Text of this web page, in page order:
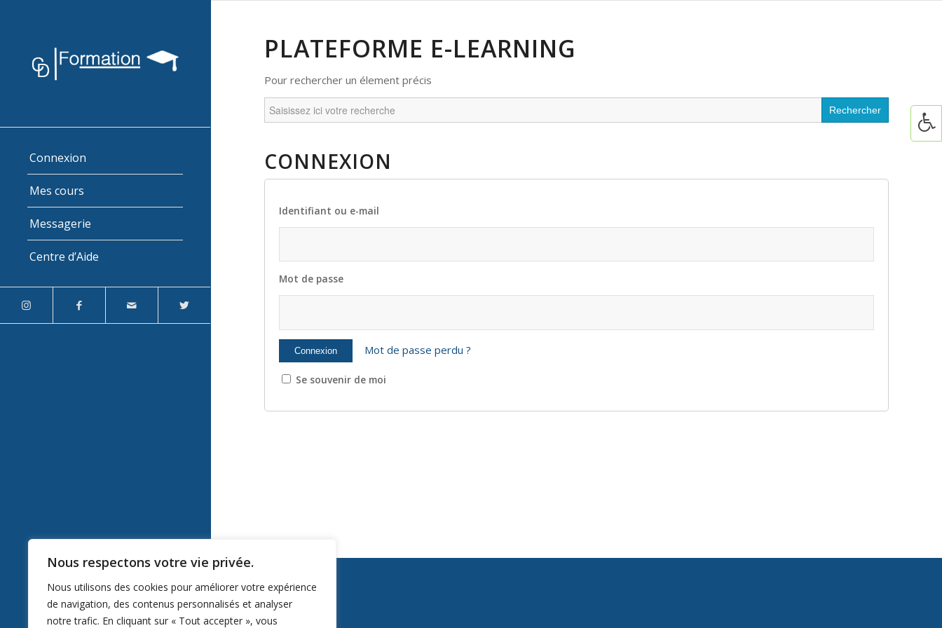
Nous respectons votre vie privée.
Nous utilisons des cookies pour améliorer votre expérience
de navigation, des contenus personnalisés et analyser
notre trafic. En cliquant sur « Tout accepter », vous
Connexion
Mes cours
Messagerie
Centre d’Aide
PLATEFORME E-LEARNING
Pour rechercher un élement précis
Search
for:
CONNEXION
Identifiant ou e-mail
Mot de passe
Mot de passe perdu ?
Se souvenir de moi